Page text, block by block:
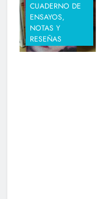
CUADERNO DE
ENSAYOS,
NOTAS Y
RESEÑAS